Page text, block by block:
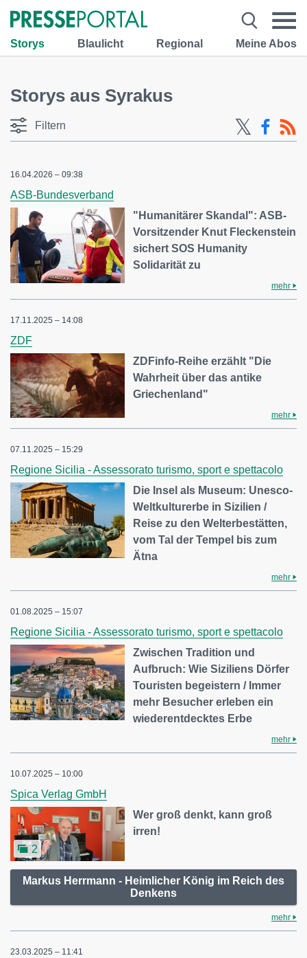
Storys Blaulicht Regional Meine Abos
Storys aus Syrakus
Filtern
16.04.2026 – 09:38
ASB-Bundesverband
"Humanitärer Skandal": ASB-
Vorsitzender Knut Fleckenstein
sichert SOS Humanity
Solidarität zu
mehr
17.11.2025 – 14:08
ZDF
ZDFinfo-Reihe erzählt "Die
Wahrheit über das antike
Griechenland"
mehr
07.11.2025 – 15:29
Regione Sicilia - Assessorato turismo, sport e spettacolo
Die Insel als Museum: Unesco-
Weltkulturerbe in Sizilien /
Reise zu den Welterbestätten,
vom Tal der Tempel bis zum
Ätna
mehr
01.08.2025 – 15:07
Regione Sicilia - Assessorato turismo, sport e spettacolo
Zwischen Tradition und
Aufbruch: Wie Siziliens Dörfer
Touristen begeistern / Immer
mehr Besucher erleben ein
wiederentdecktes Erbe
mehr
10.07.2025 – 10:00
Spica Verlag GmbH
2
Wer groß denkt, kann groß
irren!
Markus Herrmann - Heimlicher König im Reich des
Denkens
mehr
23.03.2025 – 11:41